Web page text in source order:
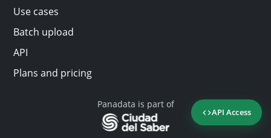
API Access
Use cases
Batch upload
API
Plans and pricing
Panadata is part of